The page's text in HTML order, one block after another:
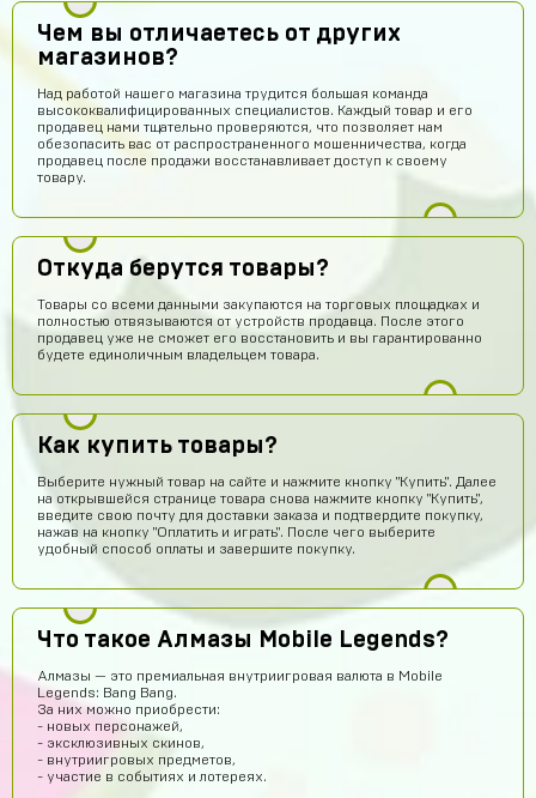
Чем вы отличаетесь от других
магазинов?
Над работой нашего магазина трудится большая команда
высококвалифицированных специалистов. Каждый товар и его
продавец нами тщательно проверяются, что позволяет нам
обезопасить вас от распространенного мошенничества, когда
продавец после продажи восстанавливает доступ к своему
товару.
Откуда берутся товары?
Товары со всеми данными закупаются на торговых площадках и
полностью отвязываются от устройств продавца. После этого
продавец уже не сможет его восстановить и вы гарантированно
будете единоличным владельцем товара.
Как купить товары?
Выберите нужный товар на сайте и нажмите кнопку "Купить". Далее
на открывшейся странице товара снова нажмите кнопку "Купить",
введите свою почту для доставки заказа и подтвердите покупку,
нажав на кнопку "Оплатить и играть". После чего выберите
удобный способ оплаты и завершите покупку.
Что такое Алмазы Mobile Legends?
Алмазы — это премиальная внутриигровая валюта в Mobile
Legends: Bang Bang.
За них можно приобрести:
- новых персонажей,
- эксклюзивных скинов,
- внутриигровых предметов,
- участие в событиях и лотереях.
Топ
Vladimir Shumskiy
Классный сайт и товары!